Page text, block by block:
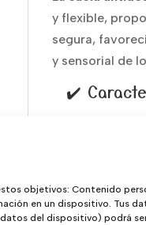
objetivos: Contenido
en un dispositivo. Tus
del dispositivo) podrá ser
y flexible,
segura,
y sensorial de
✔️
Calzado
suela
movimiento
Suela de